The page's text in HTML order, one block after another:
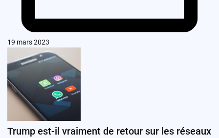
19 mars 2023
Trump est-il vraiment de retour sur les réseaux